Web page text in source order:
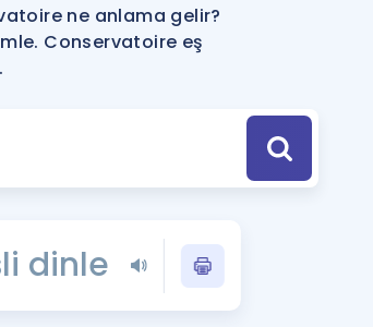
YDS ve YÖKDİL'e Hazırlananlar için Öneriler
Eğitim ve Kitaplara Özel Fırsatlar
YDS - YÖKDİL Tüm Sınavlarla İlgili Haberler
İngilizce Gramer
İngilizce Gramer ve Konu Anlatımı
ne anlama gelir?
Conservatoire eş
dinle